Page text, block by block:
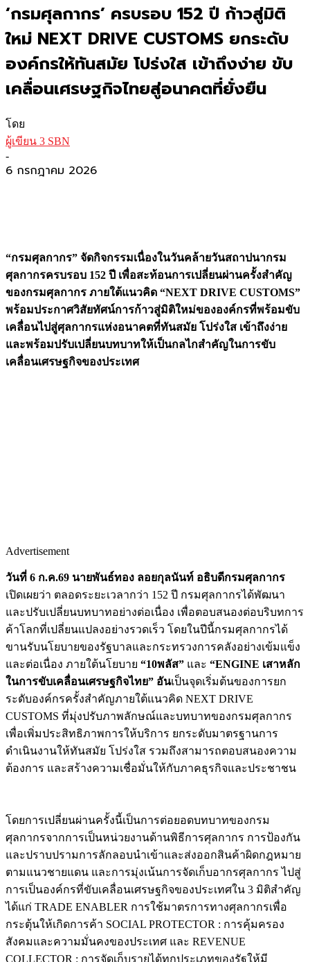
‘กรมศุลกากร’ ครบรอบ 152 ปี ก้าวสู่มิติ
ใหม่ NEXT DRIVE CUSTOMS ยกระดับ
องค์กรให้ทันสมัย โปร่งใส เข้าถึงง่าย ขับ
เคลื่อนเศรษฐกิจไทยสู่อนาคตที่ยั่งยืน
โดย
ผู้เขียน 3 SBN
-
6 กรกฎาคม 2026
“กรมศุลกากร” จัดกิจกรรมเนื่องในวันคล้ายวันสถาปนากรม
ศุลกากรครบรอบ 152 ปี เพื่อสะท้อนการเปลี่ยนผ่านครั้งสำคัญ
ของกรมศุลกากร ภายใต้แนวคิด “NEXT DRIVE CUSTOMS”
พร้อมประกาศวิสัยทัศน์การก้าวสู่มิติใหม่ขององค์กรที่พร้อมขับ
เคลื่อนไปสู่ศุลกากรแห่งอนาคตที่ทันสมัย โปร่งใส เข้าถึงง่าย
และพร้อมปรับเปลี่ยนบทบาทให้เป็นกลไกสำคัญในการขับ
เคลื่อนเศรษฐกิจของประเทศ
Advertisement
วันที่ 6 ก.ค.69 นายพันธ์ทอง ลอยกุลนันท์ อธิบดีกรมศุลกากร
เปิดเผยว่า ตลอดระยะเวลากว่า 152 ปี กรมศุลกากรได้พัฒนา
และปรับเปลี่ยนบทบาทอย่างต่อเนื่อง เพื่อตอบสนองต่อบริบทการ
ค้าโลกที่เปลี่ยนแปลงอย่างรวดเร็ว โดยในปีนี้กรมศุลกากรได้
ขานรับนโยบายของรัฐบาลและกระทรวงการคลังอย่างเข้มแข็ง
และต่อเนื่อง ภายใต้นโยบาย “10พลัส” และ “ENGINE เสาหลัก
ในการขับเคลื่อนเศรษฐกิจไทย” อันเป็นจุดเริ่มต้นของการยก
ระดับองค์กรครั้งสำคัญภายใต้แนวคิด NEXT DRIVE
CUSTOMS ที่มุ่งปรับภาพลักษณ์และบทบาทของกรมศุลกากร
เพื่อเพิ่มประสิทธิภาพการให้บริการ ยกระดับมาตรฐานการ
ดำเนินงานให้ทันสมัย โปร่งใส รวมถึงสามารถตอบสนองความ
ต้องการ และสร้างความเชื่อมั่นให้กับภาคธุรกิจและประชาชน
โดยการเปลี่ยนผ่านครั้งนี้เป็นการต่อยอดบทบาทของกรม
ศุลกากรจากการเป็นหน่วยงานด้านพิธีการศุลกากร การป้องกัน
และปราบปรามการลักลอบนำเข้าและส่งออกสินค้าผิดกฎหมาย
ตามแนวชายแดน และการมุ่งเน้นการจัดเก็บอากรศุลกากร ไปสู่
การเป็นองค์กรที่ขับเคลื่อนเศรษฐกิจของประเทศใน 3 มิติสำคัญ
ได้แก่ TRADE ENABLER การใช้มาตรการทางศุลกากรเพื่อ
กระตุ้นให้เกิดการค้า SOCIAL PROTECTOR : การคุ้มครอง
สังคมและความมั่นคงของประเทศ และ REVENUE
COLLECTOR : การจัดเก็บรายได้ทุกประเภทของรัฐให้มี